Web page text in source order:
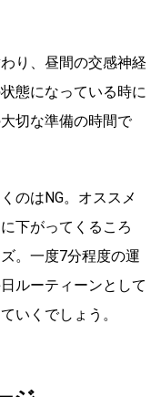
り、昼間の交感神経
態になっている時に
切な準備の時間で
のはNG。オススメ
下がってくるころ
。一度7分程度の運
ルーティーンとして
いくでしょう。